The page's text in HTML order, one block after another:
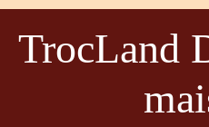
TrocLand